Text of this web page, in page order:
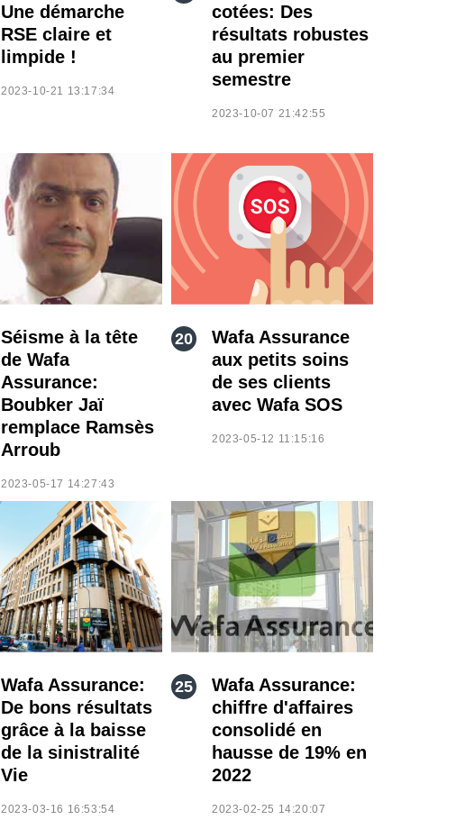
Une démarche
RSE claire et
limpide !
2023-10-21 13:17:34
cotées: Des
résultats robustes
au premier
semestre
2023-10-07 21:42:55
Séisme à la tête
de Wafa
Assurance:
Boubker Jaï
remplace Ramsès
Arroub
2023-05-17 14:27:43
Wafa Assurance
aux petits soins
de ses clients
avec Wafa SOS
2023-05-12 11:15:16
Wafa Assurance:
De bons résultats
grâce à la baisse
de la sinistralité
Vie
2023-03-16 16:53:54
Wafa Assurance:
chiffre d'affaires
consolidé en
hausse de 19% en
2022
2023-02-25 14:20:07